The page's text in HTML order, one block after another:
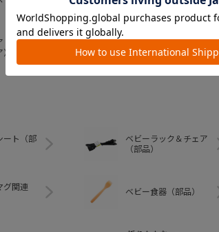
ベビートイ
ート（部
ベビーラック＆チェア
（部品）
グ関連
ベビー食器（部品）